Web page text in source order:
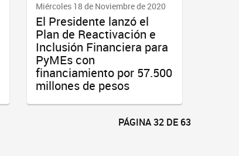
Miércoles 18 de Noviembre de 2020
El Presidente lanzó el
Plan de Reactivación e
Inclusión Financiera para
PyMEs con
financiamiento por 57.500
millones de pesos
PÁGINA 32 DE 63